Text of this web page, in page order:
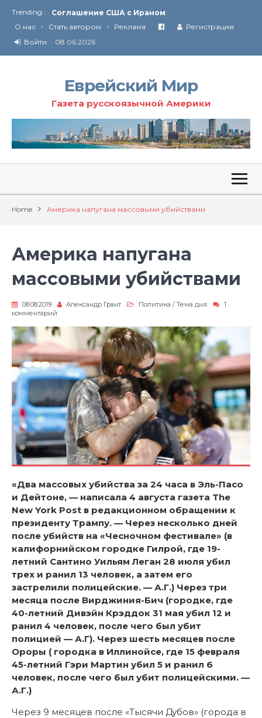
Trending :
Соглашение США с Ираном
Технология Революции в Иране
О нас • Стать автором • Реклама
Регистрация
Войти
08.06.2026
Еврейский Мир
Газета русскоязычной Америки
Home Америка напугана массовыми убийствами
Америка напугана
массовыми убийствами
08.08.2019 Александр Грант Политика / Тема дня
1
комментарий
Америка
напугана
массовыми
убийствами
«Два массовых убийства за 24 часа в Эль-Пасо
и Дейтоне, — написала 4 августа газетa The
New York Post в редакционном обращении к
президенту Трампу. — Через несколько дней
после убийств на «Чесночном фестивале» (в
калифорнийском городке Гилрой, где 19-
летний Сантино Уильям Леган 28 июля убил
трех и ранил 13 человек, а затем его
застрелили полицейские. — А.Г.) Через три
месяца после Вирджиния-Бич (городке, где
40-летний Дивэйн Крэддок 31 мая убил 12 и
ранил 4 человек, после чего был убит
полицией — А.Г). Через шесть месяцев после
Ороры ( городка в Иллинойсе, где 15 февраля
45-летний Гэри Мартин убил 5 и ранил 6
человек, после чего был убит полицейскими. —
А.Г.)
Через 9 месяцев после «Тысячи Дубов» (города в